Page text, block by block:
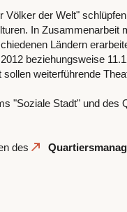
Völker der Welt"
In
Ländern
beziehungsweise
weiterführende
"Soziale Stadt" und
des